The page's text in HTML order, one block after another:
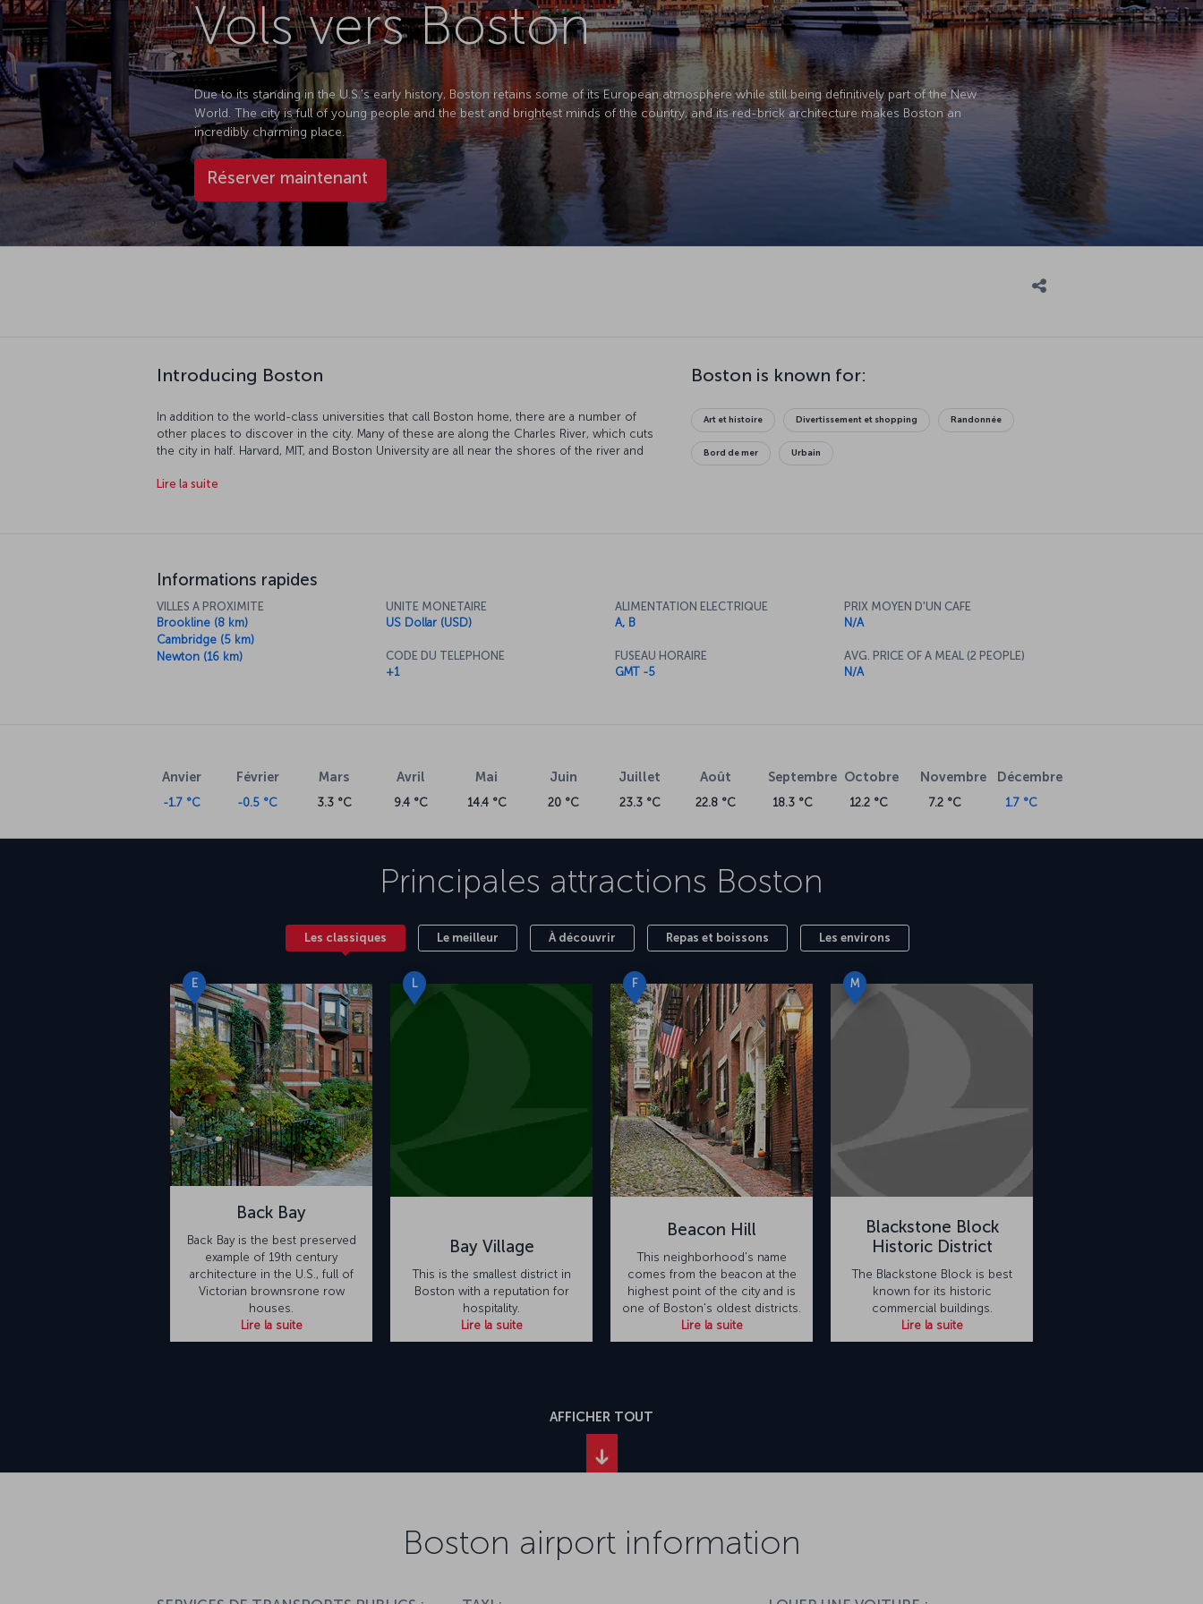
Vols vers Boston
Due to its standing in the U.S.'s early history, Boston retains some of its European atmosphere while still being definitively part of the New
World. The city is full of young people and the best and brightest minds of the country, and its red-brick architecture makes Boston an
incredibly charming place.
Réserver maintenant
Introducing Boston
In addition to the world-class universities that call Boston home, there are a number of
other places to discover in the city. Many of these are along the Charles River, which cuts
the city in half. Harvard, MIT, and Boston University are all near the shores of the river and
also hold their own appeal, as the city's youthful population packs the streets, museums,
Lire la suite
Boston is known for:
Art et histoire Divertissement et shopping Randonnée
Bord de mer Urbain
Informations rapides
VILLES A PROXIMITE
Brookline (8 km)
Cambridge (5 km)
Newton (16 km)
UNITE MONETAIRE
US Dollar (USD)
CODE DU TELEPHONE
+1
ALIMENTATION ELECTRIQUE
A, B
FUSEAU HORAIRE
GMT -5
PRIX MOYEN D'UN CAFE
N/A
AVG. PRICE OF A MEAL (2 PEOPLE)
N/A
Anvier
-1.7 °C
Février
-0.5 °C
Mars
3.3 °C
Avril
9.4 °C
Mai
14.4 °C
Juin
20 °C
Juillet
23.3 °C
Août
22.8 °C
Septembre
18.3 °C
Octobre
12.2 °C
Novembre
7.2 °C
Décembre
1.7 °C
Principales attractions Boston
Les classiques Le meilleur À découvrir Repas et boissons Les environs
E
Back Bay
Back Bay is the best preserved
example of 19th century
architecture in the U.S., full of
Victorian brownsrone row
houses.
Lire la suite
L
Bay Village
This is the smallest district in
Boston with a reputation for
hospitality.
Lire la suite
F
Beacon Hill
This neighborhood's name
comes from the beacon at the
highest point of the city and is
one of Boston's oldest districts.
Lire la suite
M
Blackstone Block
Historic District
The Blackstone Block is best
known for its historic
commercial buildings.
Lire la suite
AFFICHER TOUT
Boston airport information